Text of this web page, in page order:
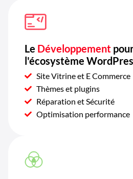
Le Développement
l'écosystème
Site Vitrine et E Commerce
Thèmes et plugins
Réparation et Sécurité
Optimisation performance